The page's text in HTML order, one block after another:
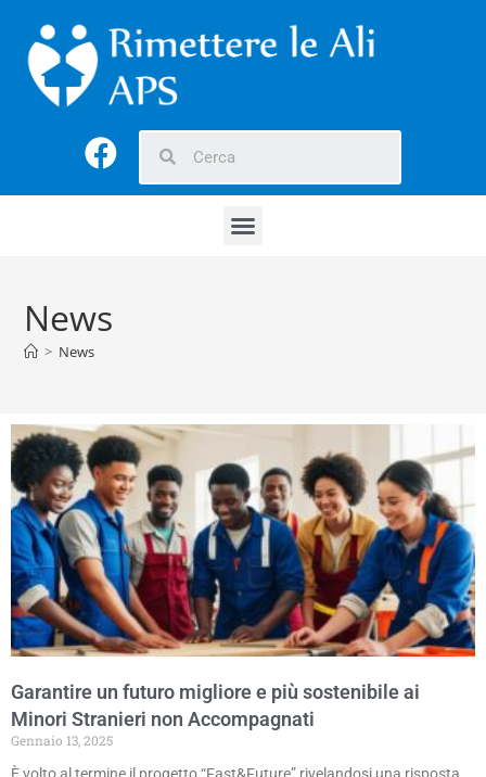
News
> News
Garantire un futuro migliore e più sostenibile ai
Minori Stranieri non Accompagnati
Gennaio 13, 2025
È volto al termine il progetto “Fast&Future” rivelandosi una risposta